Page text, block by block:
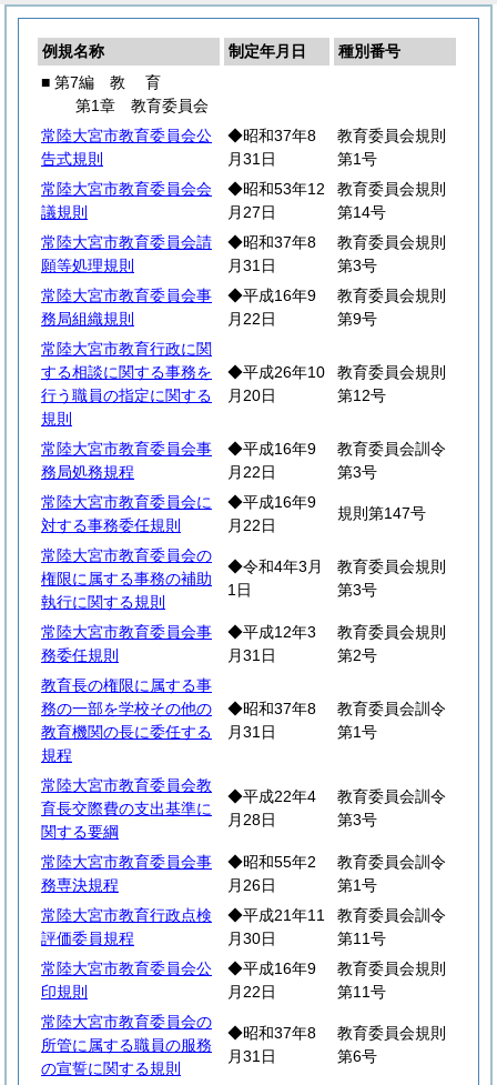
例規名称 制定年月日
種別番号
■ 第7編 教 育
第1章 教育委員会
常陸大宮市教育委員会公
告式規則
◆昭和37年8
月31日
教育委員会規則
第1号
常陸大宮市教育委員会会
議規則
◆昭和53年12
月27日
教育委員会規則
第14号
常陸大宮市教育委員会請
願等処理規則
◆昭和37年8
月31日
教育委員会規則
第3号
常陸大宮市教育委員会事
務局組織規則
◆平成16年9
月22日
教育委員会規則
第9号
常陸大宮市教育行政に関
する相談に関する事務を
行う職員の指定に関する
規則
◆平成26年10
月20日
教育委員会規則
第12号
常陸大宮市教育委員会事
務局処務規程
◆平成16年9
月22日
教育委員会訓令
第3号
常陸大宮市教育委員会に
対する事務委任規則
◆平成16年9
月22日
規則第147号
常陸大宮市教育委員会の
権限に属する事務の補助
執行に関する規則
◆令和4年3月
1日
教育委員会規則
第3号
常陸大宮市教育委員会事
務委任規則
◆平成12年3
月31日
教育委員会規則
第2号
教育長の権限に属する事
務の一部を学校その他の
教育機関の長に委任する
規程
◆昭和37年8
月31日
教育委員会訓令
第1号
常陸大宮市教育委員会教
育長交際費の支出基準に
関する要綱
◆平成22年4
月28日
教育委員会訓令
第3号
常陸大宮市教育委員会事
務専決規程
◆昭和55年2
月26日
教育委員会訓令
第1号
常陸大宮市教育行政点検
評価委員規程
◆平成21年11
月30日
教育委員会訓令
第11号
常陸大宮市教育委員会公
印規則
◆平成16年9
月22日
教育委員会規則
第11号
常陸大宮市教育委員会の
所管に属する職員の服務
の宣誓に関する規則
◆昭和37年8
月31日
教育委員会規則
第6号